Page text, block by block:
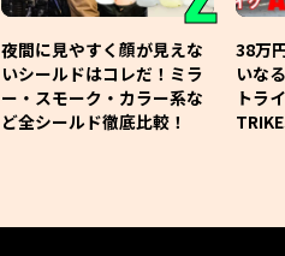
夜間に見やすく顔が見えな
いシールドはコレだ！ミラ
ー・スモーク・カラー系な
ど全シールド徹底比較！
38万
いな
トラ